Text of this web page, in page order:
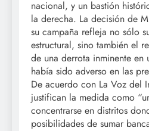
nacional, y un bastión
la derecha. La decisión de
su campaña refleja no sólo
estructural, sino también el
de una derrota inminente
había sido adverso en las
De acuerdo con La Voz del
justifican la medida como
concentrarse en distritos
posibilidades de sumar